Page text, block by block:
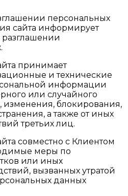
персональных
сайта информирует
разглашении
принимает
и технические
информации
или случайного
изменения, блокирования,
а также от иных
третьих лиц.
совместно с Клиентом
меры по
или иных
вызванных утратой
данных